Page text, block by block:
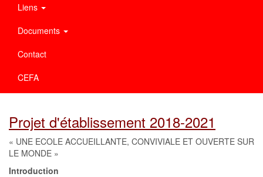
Liens
Documents
Contact
CEFA
Projet d'établissement 2018-2021
« UNE ECOLE ACCUEILLANTE, CONVIVIALE ET OUVERTE SUR
LE MONDE »
Introduction